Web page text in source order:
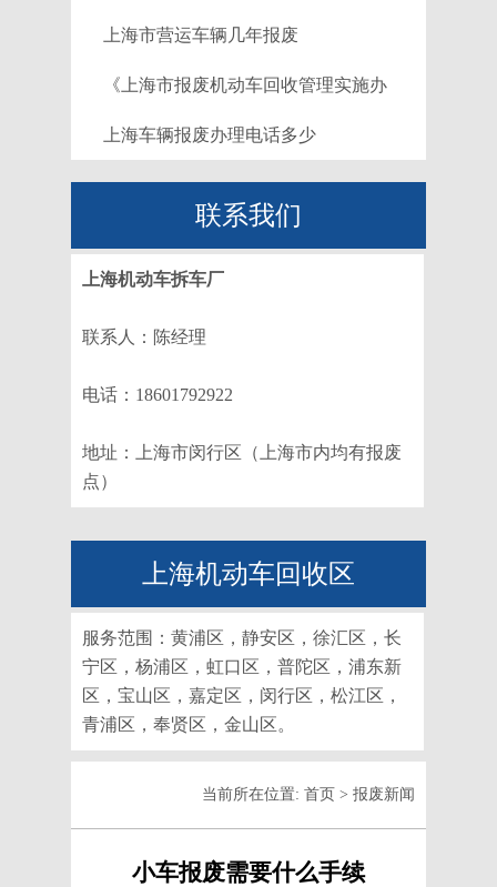
上海市营运车辆几年报废
《上海市报废机动车回收管理实施办
法》
上海车辆报废办理电话多少
联系我们
上海机动车拆车厂
联系人：陈经理
电话：18601792922
地址：上海市闵行区（上海市内均有报废
点）
上海机动车回收区
服务范围：黄浦区，静安区，徐汇区，长
宁区，杨浦区，虹口区，普陀区，浦东新
区，宝山区，嘉定区，闵行区，松江区，
青浦区，奉贤区，金山区。
当前所在位置: 首页 > 报废新闻
小车报废需要什么手续